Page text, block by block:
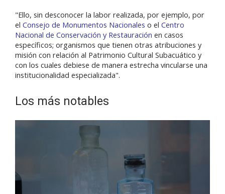
"Ello, sin desconocer la labor realizada, por ejemplo, por
el Consejo de Monumentos Nacionales o el Centro
Nacional de Conservación y Restauración en casos
específicos; organismos que tienen otras atribuciones y
misión con relación al Patrimonio Cultural Subacuático y
con los cuales debiese de manera estrecha vincularse una
institucionalidad especializada".
Los más notables